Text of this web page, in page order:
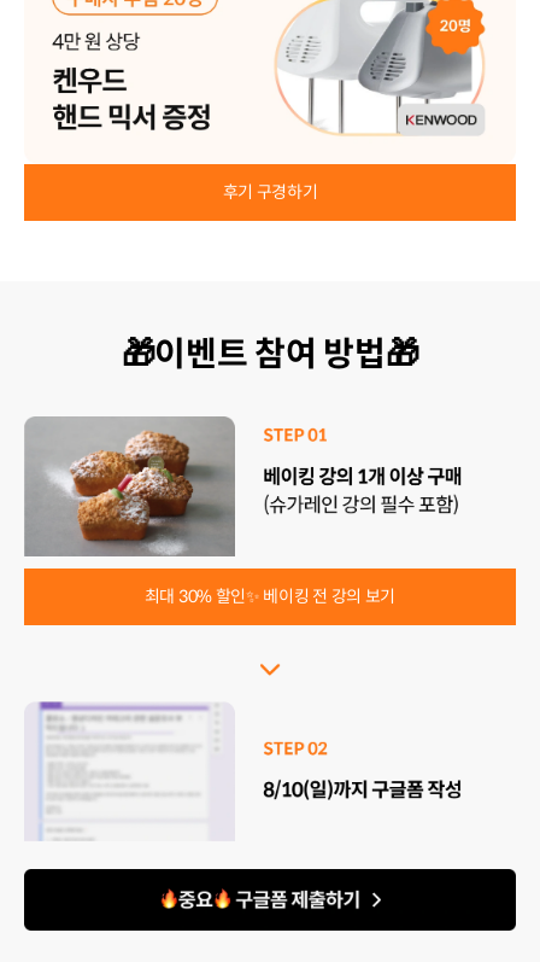
후기 구경하기
🎁이벤트 참여 방법🎁
최대 30% 할인✨ 베이킹 전 강의 보기